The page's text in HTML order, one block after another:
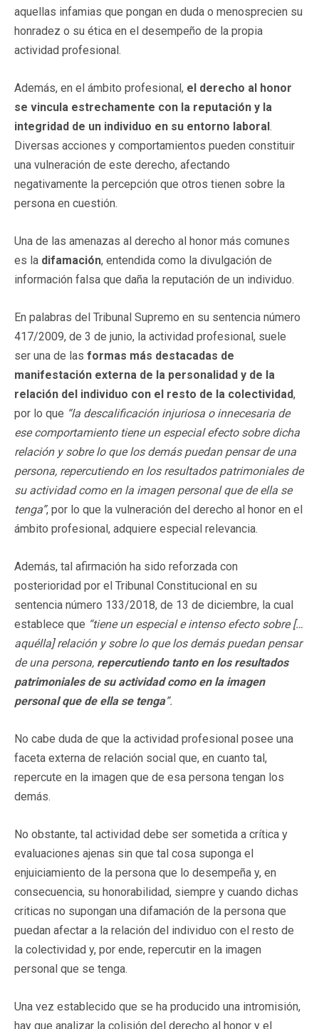
aquellas infamias que pongan en duda o menosprecien su
honradez o su ética en el desempeño de la propia
actividad profesional.
Además, en el ámbito profesional, el derecho al honor
se vincula estrechamente con la reputación y la
integridad de un individuo en su entorno laboral.
Diversas acciones y comportamientos pueden constituir
una vulneración de este derecho, afectando
negativamente la percepción que otros tienen sobre la
persona en cuestión.
Una de las amenazas al derecho al honor más comunes
es la difamación, entendida como la divulgación de
información falsa que daña la reputación de un individuo.
En palabras del Tribunal Supremo en su sentencia número
417/2009, de 3 de junio, la actividad profesional, suele
ser una de las formas más destacadas de
manifestación externa de la personalidad y de la
relación del individuo con el resto de la colectividad,
por lo que “la descalificación injuriosa o innecesaria de
ese comportamiento tiene un especial efecto sobre dicha
relación y sobre lo que los demás puedan pensar de una
persona, repercutiendo en los resultados patrimoniales de
su actividad como en la imagen personal que de ella se
tenga”, por lo que la vulneración del derecho al honor en el
ámbito profesional, adquiere especial relevancia.
Además, tal afirmación ha sido reforzada con
posterioridad por el Tribunal Constitucional en su
sentencia número 133/2018, de 13 de diciembre, la cual
establece que “tiene un especial e intenso efecto sobre […
aquélla] relación y sobre lo que los demás puedan pensar
de una persona, repercutiendo tanto en los resultados
patrimoniales de su actividad como en la imagen
personal que de ella se tenga”.
No cabe duda de que la actividad profesional posee una
faceta externa de relación social que, en cuanto tal,
repercute en la imagen que de esa persona tengan los
demás.
No obstante, tal actividad debe ser sometida a crítica y
evaluaciones ajenas sin que tal cosa suponga el
enjuiciamiento de la persona que lo desempeña y, en
consecuencia, su honorabilidad, siempre y cuando dichas
criticas no supongan una difamación de la persona que
puedan afectar a la relación del individuo con el resto de
la colectividad y, por ende, repercutir en la imagen
personal que se tenga.
Una vez establecido que se ha producido una intromisión,
hay que analizar la colisión del derecho al honor y el